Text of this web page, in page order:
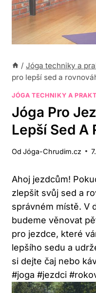
/ Jóga techniky a
pro lepší sed a
JÓGA TECHNIKY A
Jóga Pro
Lepší Sed A
Od Jóga-Chrudim.cz
Ahoj jezdcům!
zlepšit svůj sed a
správném místě. V
budeme věnovat
pro jezdce, které
lepšího sedu a
si dejte čaj nebo
#joga #jezdci